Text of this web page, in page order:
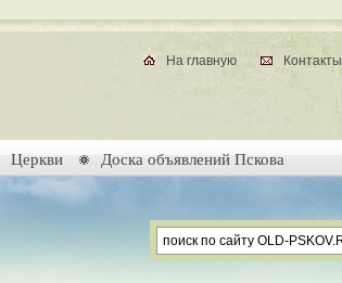
На главную Контакты
Церкви Доска объявлений Пскова